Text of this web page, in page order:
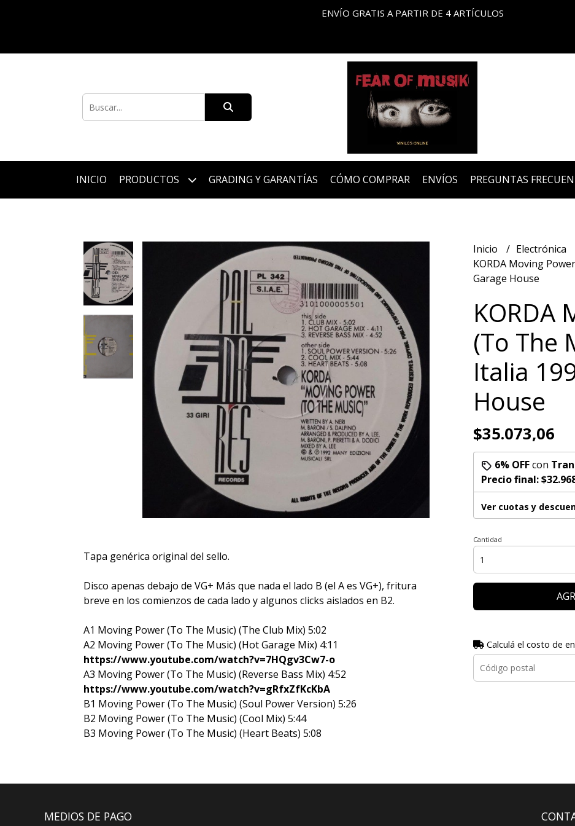
ENVÍO GRATIS A PARTIR DE 4 ARTÍCULOS
INICIO PRODUCTOS GRADING Y GARANTÍAS CÓMO COMPRAR ENVÍOS PREGUNTAS
Tapa genérica original del sello.
Disco apenas debajo de VG+ Más que nada el lado B (el A es VG+), fritura
breve en los comienzos de cada lado y algunos clicks aislados en B2.
A1 Moving Power (To The Music) (The Club Mix) 5:02
A2 Moving Power (To The Music) (Hot Garage Mix) 4:11
https://www.youtube.com/watch?v=7HQgv3Cw7-o
A3 Moving Power (To The Music) (Reverse Bass Mix) 4:52
https://www.youtube.com/watch?v=gRfxZfKcKbA
B1 Moving Power (To The Music) (Soul Power Version) 5:26
B2 Moving Power (To The Music) (Cool Mix) 5:44
B3 Moving Power (To The Music) (Heart Beats) 5:08
Inicio Electrónica
KORDA Moving
Garage House
KORDA
(To The
Italia
House
$35.073,06
6% OFFcon
Precio final:
Ver cuotas y
Cantidad
Calculá el costo de
MEDIOS DE PAGO